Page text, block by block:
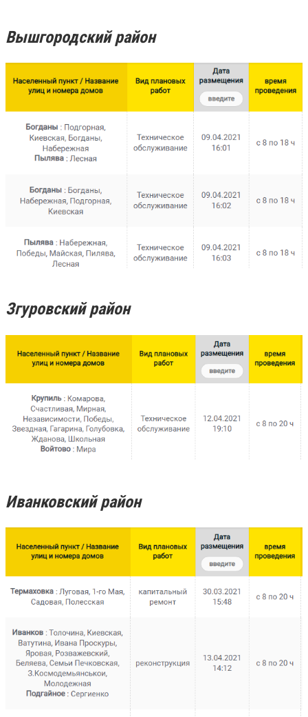
Вышгородский район
Згуровский район
Иванковский район